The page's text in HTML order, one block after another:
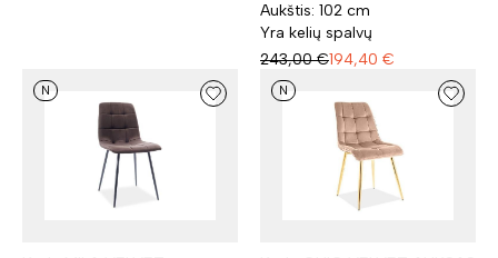
Aukštis: 102 cm
Yra kelių spalvų
243,00 €194,40 €
N N